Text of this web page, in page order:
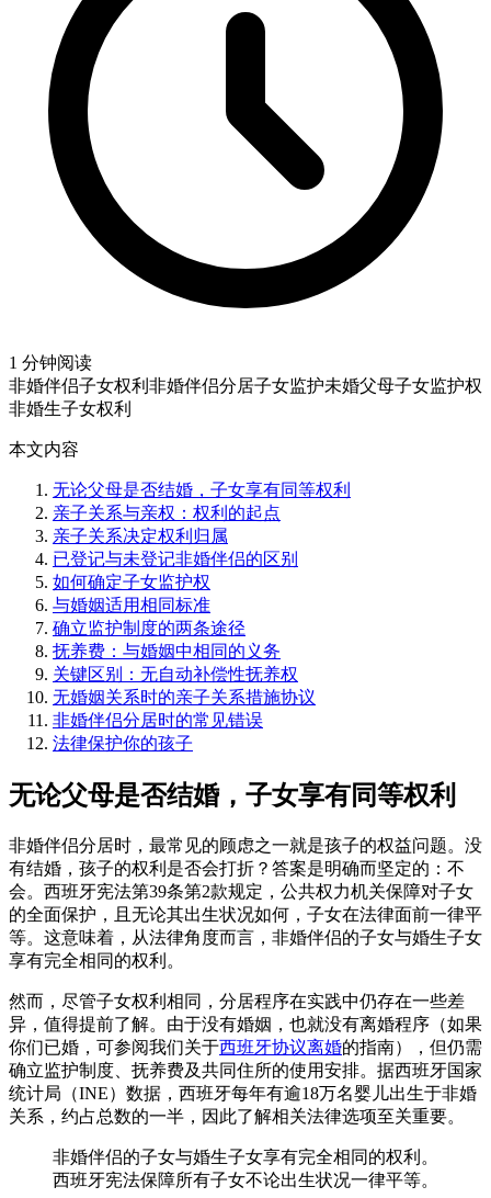
1 分钟阅读
非婚伴侣子女权利 非婚伴侣分居子女监护未婚父母子女监护权
非婚生子女权利
本文内容
无论父母是否结婚，子女享有同等权利
亲子关系与亲权：权利的起点
亲子关系决定权利归属
已登记与未登记非婚伴侣的区别
如何确定子女监护权
与婚姻适用相同标准
确立监护制度的两条途径
抚养费：与婚姻中相同的义务
关键区别：无自动补偿性抚养权
无婚姻关系时的亲子关系措施协议
非婚伴侣分居时的常见错误
法律保护你的孩子
无论父母是否结婚，子女享有同等权利
非婚伴侣分居时，最常见的顾虑之一就是孩子的权益问题。没
有结婚，孩子的权利是否会打折？答案是明确而坚定的：不
会。西班牙宪法第39条第2款规定，公共权力机关保障对子女
的全面保护，且无论其出生状况如何，子女在法律面前一律平
等。这意味着，从法律角度而言，非婚伴侣的子女与婚生子女
享有完全相同的权利。
然而，尽管子女权利相同，分居程序在实践中仍存在一些差
异，值得提前了解。由于没有婚姻，也就没有离婚程序（如果
你们已婚，可参阅我们关于西班牙协议离婚的指南），但仍需
确立监护制度、抚养费及共同住所的使用安排。据西班牙国家
统计局（INE）数据，西班牙每年有逾18万名婴儿出生于非婚
关系，约占总数的一半，因此了解相关法律选项至关重要。
非婚伴侣的子女与婚生子女享有完全相同的权利。
西班牙宪法保障所有子女不论出生状况一律平等。